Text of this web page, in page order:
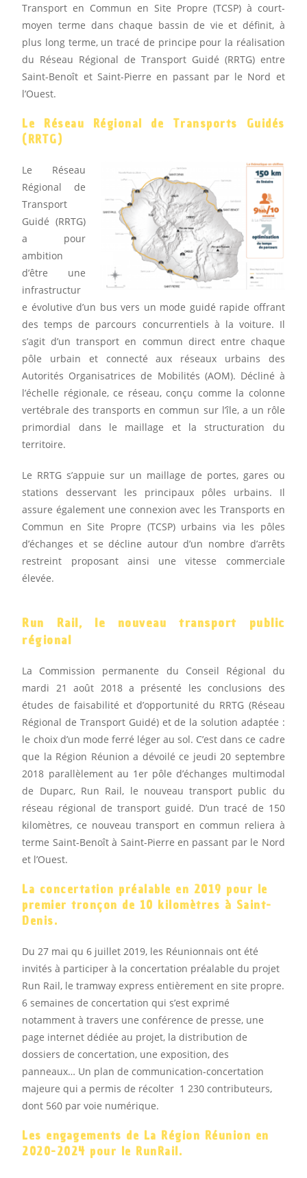
Transport en Commun en Site Propre (TCSP) à court-
moyen terme dans chaque bassin de vie et définit, à
plus long terme, un tracé de principe pour la réalisation
du Réseau Régional de Transport Guidé (RRTG) entre
Saint-Benoît et Saint-Pierre en passant par le Nord et
l’Ouest.
Le Réseau Régional de Transports Guidés
(RRTG)
Le Réseau
Régional de
Transport
Guidé (RRTG)
a pour
ambition
d’être une
infrastructur
e évolutive d’un bus vers un mode guidé rapide offrant
des temps de parcours concurrentiels à la voiture. Il
s’agit d’un transport en commun direct entre chaque
pôle urbain et connecté aux réseaux urbains des
Autorités Organisatrices de Mobilités (AOM). Décliné à
l’échelle régionale, ce réseau, conçu comme la colonne
vertébrale des transports en commun sur l’île, a un rôle
primordial dans le maillage et la structuration du
territoire.
Le RRTG s’appuie sur un maillage de portes, gares ou
stations desservant les principaux pôles urbains. Il
assure également une connexion avec les Transports en
Commun en Site Propre (TCSP) urbains via les pôles
d’échanges et se décline autour d’un nombre d’arrêts
restreint proposant ainsi une vitesse commerciale
élevée.
Run Rail, le nouveau transport public
régional
La Commission permanente du Conseil Régional du
mardi 21 août 2018 a présenté les conclusions des
études de faisabilité et d’opportunité du RRTG (Réseau
Régional de Transport Guidé) et de la solution adaptée :
le choix d’un mode ferré léger au sol. C’est dans ce cadre
que la Région Réunion a dévoilé ce jeudi 20 septembre
2018 parallèlement au 1er pôle d’échanges multimodal
de Duparc, Run Rail, le nouveau transport public du
réseau régional de transport guidé. D’un tracé de 150
kilomètres, ce nouveau transport en commun reliera à
terme Saint-Benoît à Saint-Pierre en passant par le Nord
et l’Ouest.
La concertation préalable en 2019 pour le
premier tronçon de 10 kilomètres à Saint-
Denis.
Du 27 mai qu 6 juillet 2019, les Réunionnais ont été
invités à participer à la concertation préalable du projet
Run Rail, le tramway express entièrement en site propre.
6 semaines de concertation qui s’est exprimé
notamment à travers une conférence de presse, une
page internet dédiée au projet, la distribution de
dossiers de concertation, une exposition, des
panneaux… Un plan de communication-concertation
majeure qui a permis de récolter 1 230 contributeurs,
dont 560 par voie numérique.
Les engagements de La Région Réunion en
2020-2024 pour le RunRail.